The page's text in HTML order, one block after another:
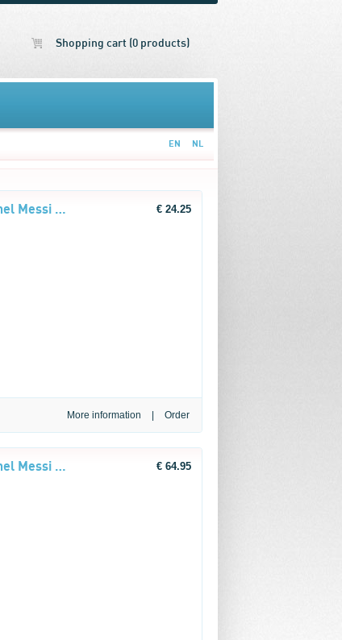
Shopping cart (0 products)
EN NL
LEGO® Editions Football 43011 Lionel Messi – Voetbalhoogtepunten € 24.25
More information
LEGO® Editions Football 43015 Lionel Messi – Voetballegende € 64.95